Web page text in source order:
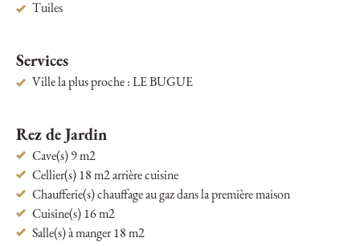
Tuiles
Services
Ville la plus proche : LE BUGUE
Rez de Jardin
Cave(s) 9 m2
Cellier(s) 18 m2 arrière cuisine
Chaufferie(s) chauffage au gaz dans la première maison
Cuisine(s) 16 m2
Salle(s) à manger 18 m2